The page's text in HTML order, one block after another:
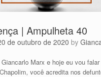
| Ampulheta 40
de outubro de 2020 by
Marx e hoje eu vou
você acredita nos